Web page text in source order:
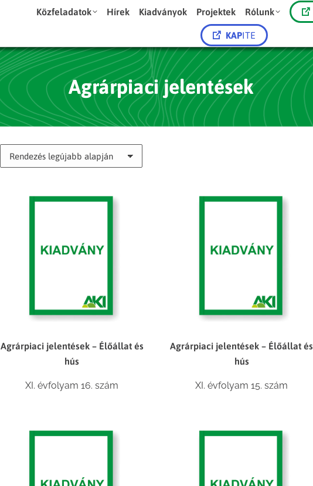
Közfeladatok Hírek Kiadványok Projektek Rólunk
KAPITE
Agrárpiaci jelentések
Agrárpiaci jelentések – Élőállat és
hús
XI. évfolyam 16. szám
Agrárpiaci jelentések – Élőállat és
hús
XI. évfolyam 15. szám